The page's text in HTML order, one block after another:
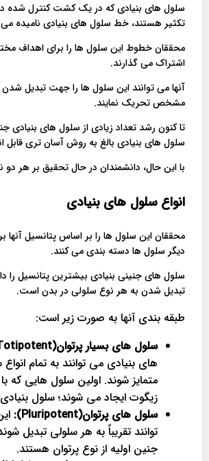
سلول های بنیادی که در یک کشت کنترل شده
تکثیر هستند، خط سلول های بنیادی نامیده
محققان خطوط این سلول ها را برای اهداف
اشتراک می گذارند.
آنها می توانند این سلول ها را جهت تبدیل
مشخص تحریک نمایند.
تا کنون رشد تعداد زیادی از سلول های بنیادی
سلول های بنیادی بالغ به روش آسان تری قابل
با این حال، دانشمندان در حال تحقیق بر هر
انواع سلول های بنیادی
محققان این سلول ها را بر اساس پتانسیل آنها
دیگر سلول ها دسته بندی می کنند.
سلول های جنینی بنیادی بیشترین پتانسیل را
تبدیل شدن به هر نوع سلولی در بدن است.
طبقه بندی آنها به صورت زیر است:
سلول های بسیار پرتوان(Totipotent):
های بنیادی می توانند به تمام
متمایز شوند. اولین سلول هایی که
زیگوت ایجاد می شوند؛ سلول
سلول های پرتوان(Pluripotent):
توانند تقریباً به هر سلولی تبدیل
جنین اولیه از نوع پرتوان هستند.